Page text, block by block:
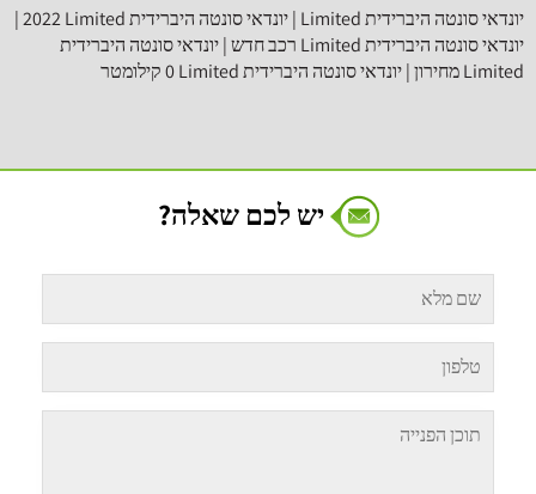
‫יונדאי‬ ‫סונטה היברידית‬ ‫Limited‬ | ‫יונדאי‬ ‫סונטה היברידית‬ ‫Limited‬ 2022 |
‫Limited‬ מחירון | ‫יונדאי‬ ‫סונטה היברידית‬ ‫Limited‬ 0 קילומטר
יש לכם שאלה?